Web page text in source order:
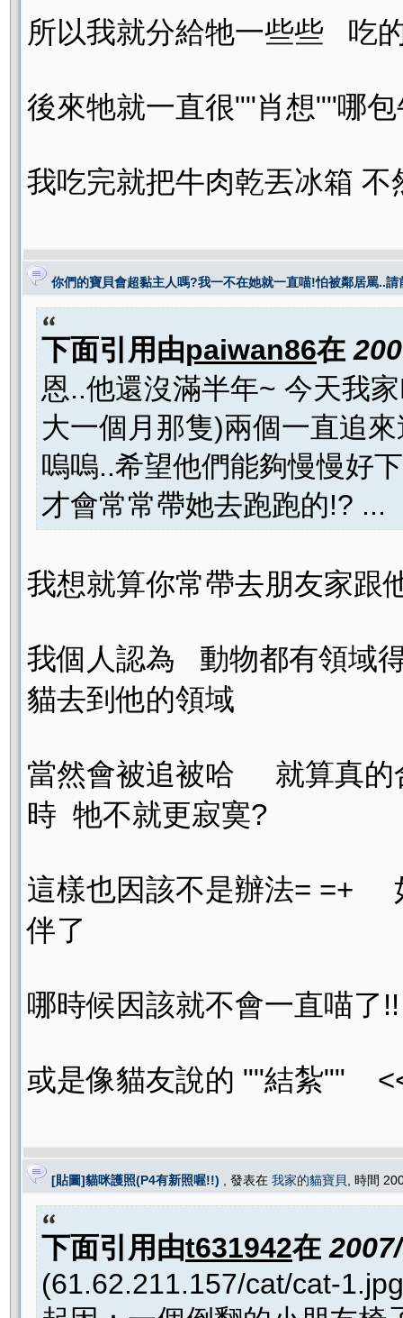
所以我就分給牠一些些 吃
後來牠就一直很""肖想""哪
我吃完就把牛肉乾丟冰箱
你們的寶貝會超黏主人嗎?我一不在她就一直喵!怕被鄰居罵..請
下面引用由paiwan86在
恩..他還沒滿半年~ 今天我
大一個月那隻)兩個一直追
嗚嗚..希望他們能夠慢慢好
才會常常帶她去跑跑的!? ...
我想就算你常帶去朋友家
我個人認為 動物都有領域
貓去到他的領域
當然會被追被哈 就算真的
時 牠不就更寂寞?
這樣也因該不是辦法= =+
伴了
哪時候因該就不會一直喵
或是像貓友說的 ""結紮""
[貼圖]貓咪護照(P4有新照喔!!) , 發表在 我家的貓寶貝 , 時間
下面引用由t631942在
(61.62.211.157/cat/cat-